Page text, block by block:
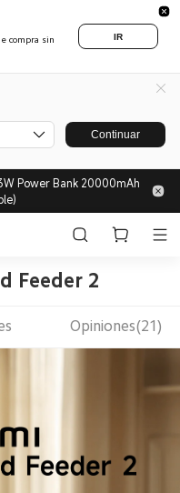
compra sin
IR
Continuar
Power Bank 20000mAh
Feeder 2
Opiniones(21)